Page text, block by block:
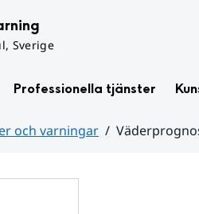
Sverige
Professionella tjänster
och varningar
för
varningar